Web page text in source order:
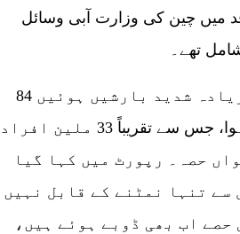
میں چین کی وزارت آبی وسائل
تھے۔
رپورٹ میں کہا گیا ہے کہ 1961 کے بعد سب سے زیادہ شدید بارشیں ہوئیں 84
اضلاع یا پاکستان کے کل رقبے کا ایک تہائی متاثر ہوا، جس سے تقریباً 33 ملین افراد
حصہ۔ رپورٹ میں کہا گیا
سے تنہا نمٹنے کے قابل نہیں
اب بھی ڈوبے ہوئے ہیں،